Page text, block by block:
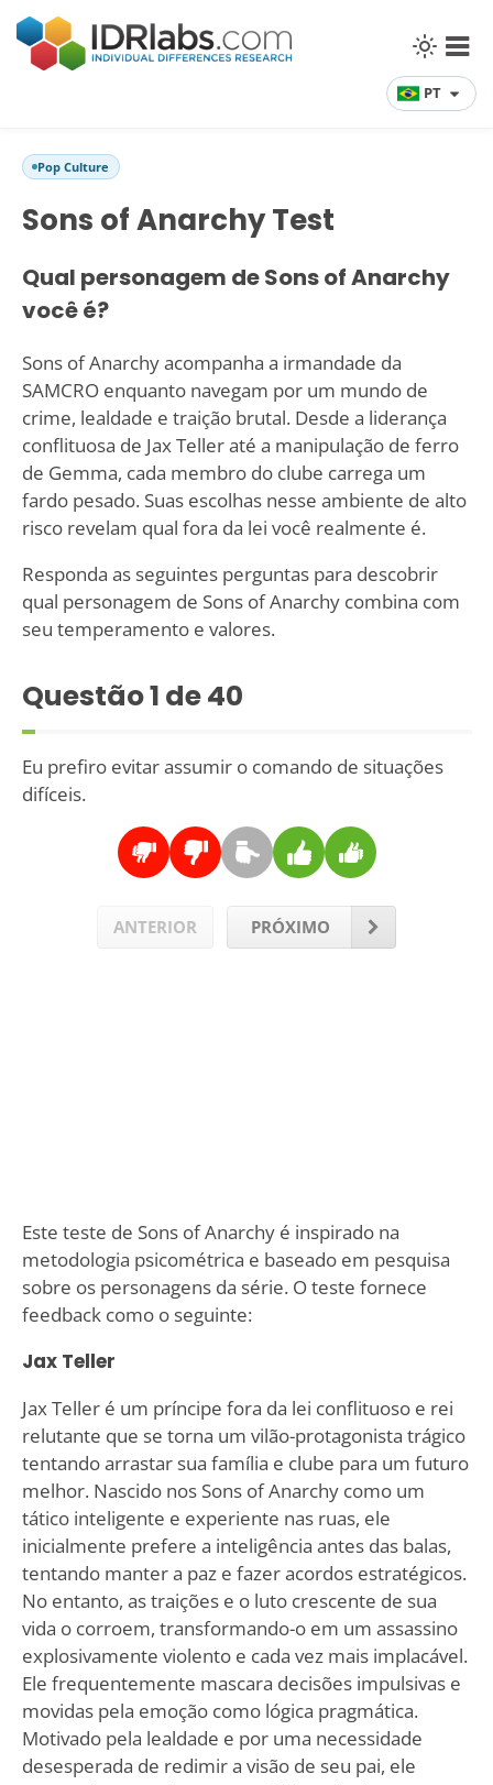
PT
Pop Culture
Sons of Anarchy Test
Qual personagem de Sons of Anarchy
você é?
Sons of Anarchy acompanha a irmandade da
SAMCRO enquanto navegam por um mundo de
crime, lealdade e traição brutal. Desde a liderança
conflituosa de Jax Teller até a manipulação de ferro
de Gemma, cada membro do clube carrega um
fardo pesado. Suas escolhas nesse ambiente de alto
risco revelam qual fora da lei você realmente é.
Responda as seguintes perguntas para descobrir
qual personagem de Sons of Anarchy combina com
seu temperamento e valores.
Questão1 de 40
Eu prefiro evitar assumir o comando de situações
difíceis.
ANTERIOR PRÓXIMO
Este teste de Sons of Anarchy é inspirado na
metodologia psicométrica e baseado em pesquisa
sobre os personagens da série. O teste fornece
feedback como o seguinte:
Jax Teller
Jax Teller é um príncipe fora da lei conflituoso e rei
relutante que se torna um vilão-protagonista trágico
tentando arrastar sua família e clube para um futuro
melhor. Nascido nos Sons of Anarchy como um
tático inteligente e experiente nas ruas, ele
inicialmente prefere a inteligência antes das balas,
tentando manter a paz e fazer acordos estratégicos.
No entanto, as traições e o luto crescente de sua
vida o corroem, transformando-o em um assassino
explosivamente violento e cada vez mais implacável.
Ele frequentemente mascara decisões impulsivas e
movidas pela emoção como lógica pragmática.
Motivado pela lealdade e por uma necessidade
desesperada de redimir a visão de seu pai, ele